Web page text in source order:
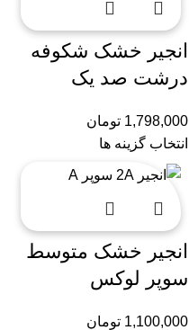
انجیر خشک شکوفه
درشت صد یک
1,798,000 تومان
انتخاب گزینه ها
انجیر خشک متوسط
سوپر لوکس
1,100,000 تومان